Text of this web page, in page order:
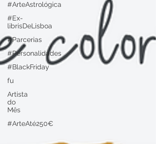
#ArteAstrológica
#Ex-
librisDeLisboa
#Parcerias
#Personalidades
#BlackFriday
fu
Artista
do
Mês
#ArteAté250€